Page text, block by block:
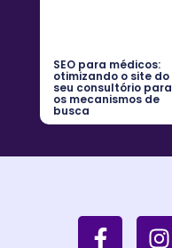
SEO para médicos:
otimizando o site do
seu consultório para
os mecanismos de
busca